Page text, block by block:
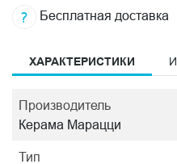
Бесплатная доставка
ХАРАКТЕРИСТИКИ
Производитель
Керама Марацци
Тип